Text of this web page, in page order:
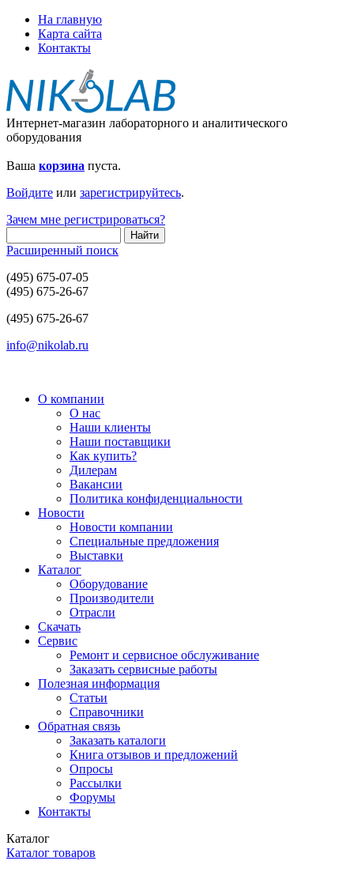
На главную
Карта сайта
Контакты
Интернет-магазин лабораторного и аналитического
оборудования
Ваша корзина пуста.
Войдите или зарегистрируйтесь.
Зачем мне регистрироваться?
Расширенный поиск
(495) 675-07-05
(495) 675-26-67
(495) 675-26-67
info@nikolab.ru
О компании
О нас
Наши клиенты
Наши поставщики
Как купить?
Дилерам
Вакансии
Политика конфиденциальности
Новости
Новости компании
Специальные предложения
Выставки
Каталог
Оборудование
Производители
Отрасли
Скачать
Сервис
Ремонт и сервисное обслуживание
Заказать сервисные работы
Полезная информация
Статьи
Справочники
Обратная связь
Заказать каталоги
Книга отзывов и предложений
Опросы
Рассылки
Форумы
Контакты
Каталог
Каталог товаров